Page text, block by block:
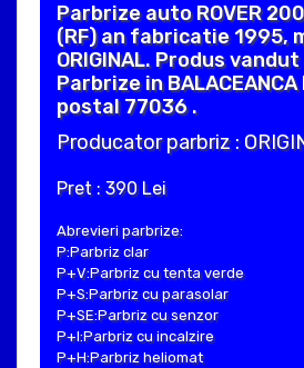
Parbrize auto ROVER
(RF) an fabricatie 1995,
ORIGINAL. Produs
Parbrize in BALACEANCA
postal 77036 .
Producator parbriz :
Pret : 390 Lei
Abrevieri parbrize:
P:Parbriz clar
P+V:Parbriz cu tenta verde
P+S:Parbriz cu parasolar
P+SE:Parbriz cu senzor
P+I:Parbriz cu incalzire
P+H:Parbriz heliomat